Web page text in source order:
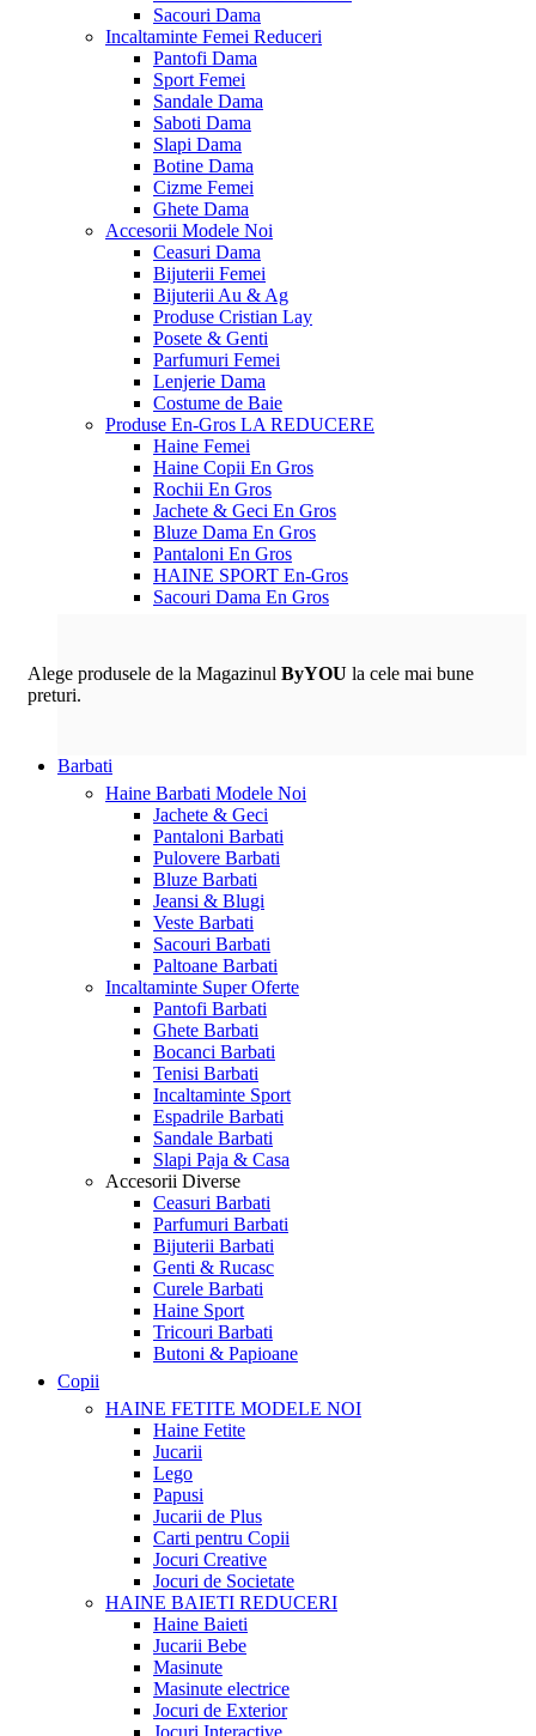
Sacouri Dama
Incaltaminte Femei Reduceri
Pantofi Dama
Sport Femei
Sandale Dama
Saboti Dama
Slapi Dama
Botine Dama
Cizme Femei
Ghete Dama
Accesorii Modele Noi
Ceasuri Dama
Bijuterii Femei
Bijuterii Au & Ag
Produse Cristian Lay
Posete & Genti
Parfumuri Femei
Lenjerie Dama
Costume de Baie
Produse En-Gros LA REDUCERE
Haine Femei
Haine Copii En Gros
Rochii En Gros
Jachete & Geci En Gros
Bluze Dama En Gros
Pantaloni En Gros
HAINE SPORT En-Gros
Sacouri Dama En Gros
Alege produsele de la Magazinul ByYOU la cele mai bune
preturi.
Barbati
Haine Barbati Modele Noi
Jachete & Geci
Pantaloni Barbati
Pulovere Barbati
Bluze Barbati
Jeansi & Blugi
Veste Barbati
Sacouri Barbati
Paltoane Barbati
Incaltaminte Super Oferte
Pantofi Barbati
Ghete Barbati
Bocanci Barbati
Tenisi Barbati
Incaltaminte Sport
Espadrile Barbati
Sandale Barbati
Slapi Paja & Casa
Accesorii Diverse
Ceasuri Barbati
Parfumuri Barbati
Bijuterii Barbati
Genti & Rucasc
Curele Barbati
Haine Sport
Tricouri Barbati
Butoni & Papioane
Copii
HAINE FETITE MODELE NOI
Haine Fetite
Jucarii
Lego
Papusi
Jucarii de Plus
Carti pentru Copii
Jocuri Creative
Jocuri de Societate
HAINE BAIETI REDUCERI
Haine Baieti
Jucarii Bebe
Masinute
Masinute electrice
Jocuri de Exterior
Jocuri Interactive